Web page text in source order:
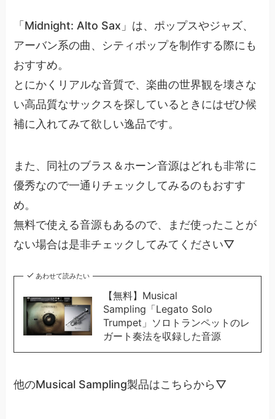
「Midnight: Alto Sax」は、ポップスやジャズ、
アーバン系の曲、シティポップを制作する際にも
おすすめ。
とにかくリアルな音質で、楽曲の世界観を壊さな
い高品質なサックスを探しているときにはぜひ候
補に入れてみて欲しい逸品です。
また、同社のブラス＆ホーン音源はどれも非常に
優秀なので一通りチェックしてみるのもおすす
め。
無料で使える音源もあるので、まだ使ったことが
ない場合は是非チェックしてみてください▽
あわせて読みたい
【無料】Musical
Sampling「Legato Solo
Trumpet」ソロトランペットのレ
ガート奏法を収録した音源
他のMusical Sampling製品はこちらから▽